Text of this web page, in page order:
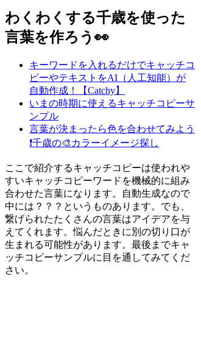
わくわくする千歳を使った
言葉を作ろう👀
キーワードを入れるだけでキャッチコ
ピーやテキストをAI（人工知能）が
自動作成！【Catchy】
いまの時期に使えるキャッチコピーサ
ンプル
言葉が決まったら色を合わせてみよう
❗千歳の🎨カラーイメージ探し
ここで紹介するキャッチコピーは使われや
すいキャッチコピーワードを機械的に組み
合わせた言葉になります。自動生成なので
中には？？？というものあります。でも、
繋げられたたくさんの言葉はアイデアを与
えてくれます。悩んだときに別の切り口が
生まれる可能性があります。最後までキャ
ッチコピーサンプルに目を通してみてくだ
さい。